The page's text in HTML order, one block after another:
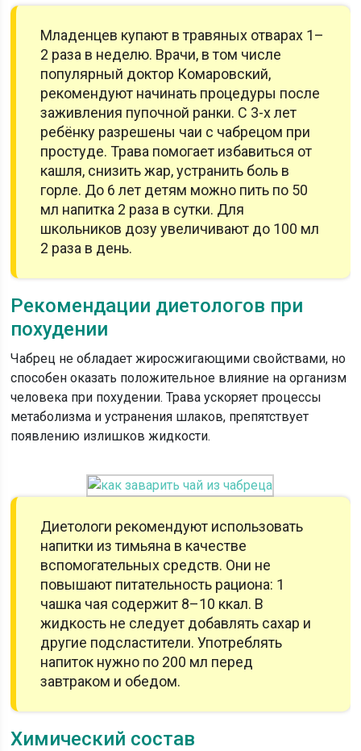
Младенцев купают в травяных отварах 1–
2 раза в неделю. Врачи, в том числе
популярный доктор Комаровский,
рекомендуют начинать процедуры после
заживления пупочной ранки. С 3-х лет
ребёнку разрешены чаи с чабрецом при
простуде. Трава помогает избавиться от
кашля, снизить жар, устранить боль в
горле. До 6 лет детям можно пить по 50
мл напитка 2 раза в сутки. Для
школьников дозу увеличивают до 100 мл
2 раза в день.
Рекомендации диетологов при
похудении
Чабрец не обладает жиросжигающими свойствами, но
способен оказать положительное влияние на организм
человека при похудении. Трава ускоряет процессы
метаболизма и устранения шлаков, препятствует
появлению излишков жидкости.
Диетологи рекомендуют использовать
напитки из тимьяна в качестве
вспомогательных средств. Они не
повышают питательность рациона: 1
чашка чая содержит 8–10 ккал. В
жидкость не следует добавлять сахар и
другие подсластители. Употреблять
напиток нужно по 200 мл перед
завтраком и обедом.
Химический состав